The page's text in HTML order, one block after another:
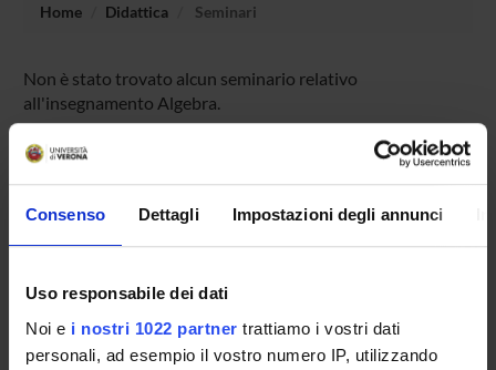
Consenso Dettagli Impostazioni degli annunci
Uso responsabile dei dati
Noi e i nostri 1022 partner trattiamo i vostri dati
personali, ad esempio il vostro numero IP, utilizzando
Home Didattica Seminari
Non è stato trovato alcun seminario relativo
all'insegnamento Algebra.
CORSI DI STUDIO
DOTTORATI, MASTER E FORMAZIONE SUPERIORE
Contatti